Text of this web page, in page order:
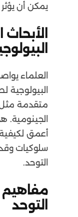
يمكن أن
العلماء
متقدمة مثل
الجينومية.
أعمق لكيفية
سلوكيات
التوحد.
التوحد